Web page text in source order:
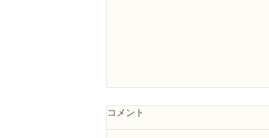
コメント